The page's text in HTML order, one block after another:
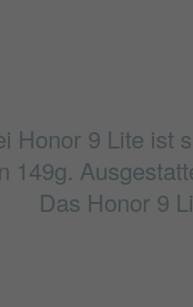
Honor 9 Lite ist
149g.
Das Honor 9